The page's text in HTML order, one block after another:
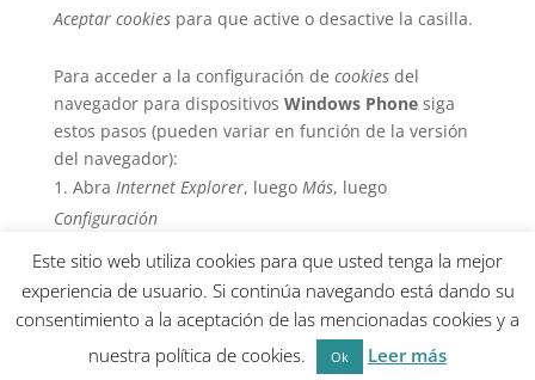
Aceptar cookiespara que active o desactive la casilla.
Para acceder a la configuración de cookiesdel
navegador para dispositivos Windows Phonesiga
estos pasos (pueden variar en función de la versión
del navegador):
Abra Internet Explorer, luego Más, luego
Configuración
Ahora puede activar o desactivar la casilla
Permitir
cookies
por El Diseñosaurio
Este sitio web utiliza cookies para que usted tenga la mejor
experiencia de usuario. Si continúa navegando está dando su
consentimiento a la aceptación de las mencionadas cookies y a
nuestra política de cookies.
Ok Leer más